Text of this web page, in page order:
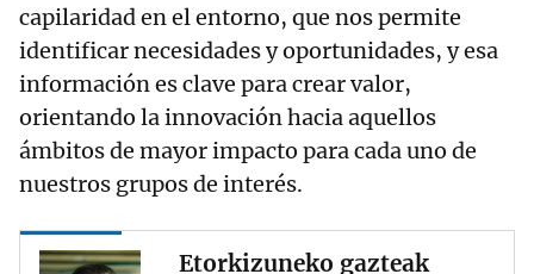
capilaridad en el entorno, que nos permite
identificar necesidades y oportunidades, y esa
información es clave para crear valor,
orientando la innovación hacia aquellos
ámbitos de mayor impacto para cada uno de
nuestros grupos de interés.
Etorkizuneko gazteak